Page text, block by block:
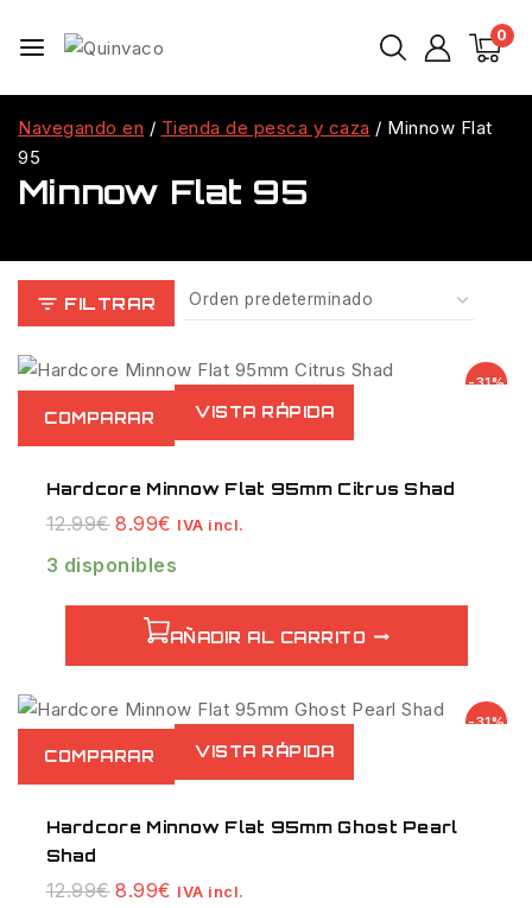
0
Navegando en / Tienda de pesca y caza / Minnow Flat
95
Minnow Flat 95
FILTRAR
-31%
Venta
de
productos
COMPARAR VISTA RÁPIDA
Hardcore Minnow Flat 95mm Citrus Shad
12.99€ El
original
12.99€.
8.99€ El
actual
8.99€.
IVA incl.
3 disponibles
AÑADIR AL CARRITO
-31%
Venta
productos
COMPARAR VISTA RÁPIDA
Hardcore Minnow Flat 95mm Ghost Pearl
Shad
12.99€ El
8.99€ El
IVA incl.